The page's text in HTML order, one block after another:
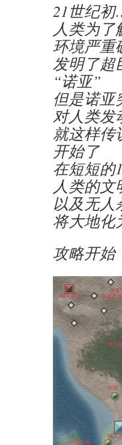
21世纪
人类为了
环境严重
发明了超
“诺亚”
但是诺亚
对人类发
就这样传
开始了
在短短的
人类的文
以及无人
将大地
攻略开始